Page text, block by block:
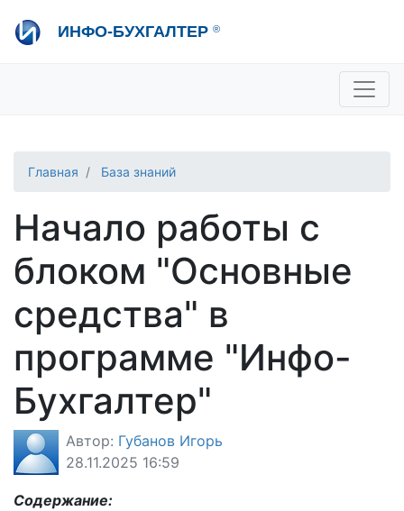
ИНФО-БУХГАЛТЕР ®
Отдел продаж
Консультации
Главная База знаний
Начало работы с
блоком "Основные
средства" в
программе "Инфо-
Бухгалтер"
Автор: Губанов Игорь
28.11.2025 16:59
Содержание: